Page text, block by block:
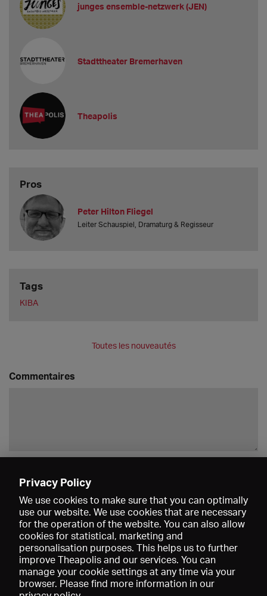
junges ensemble-netzwerk (JEN)
Stadttheater Bremerhaven
Theapolis
Pros
Peter Hilton Fliegel
Leiter Schauspiel, Dramaturg & Regisseur
Tags
KIBA
Toutes les nouveautés
Commentaires
Privacy Policy
We use cookies to make sure that you can optimally
use our website. We use cookies that are necessary
for the operation of the website. You can also allow
cookies for statistical, marketing and
personalisation purposes. This helps us to further
improve Theapolis and our services. You can
manage your cookie settings at any time via your
browser. Please find more information in our